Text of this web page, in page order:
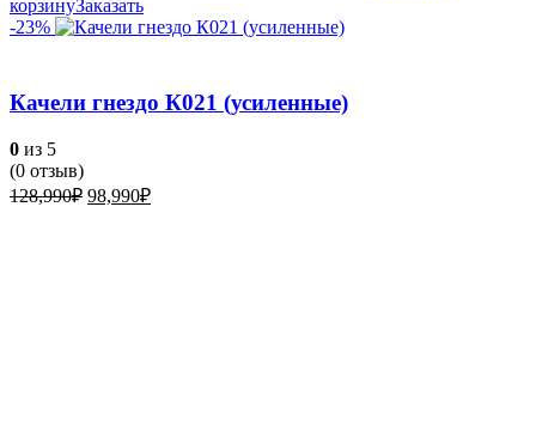
корзинуЗаказать
-23%
Качели гнездо К021 (усиленные)
0 из 5
(0 отзыв)
128,990₽ Первоначальная
98,990₽Текущая